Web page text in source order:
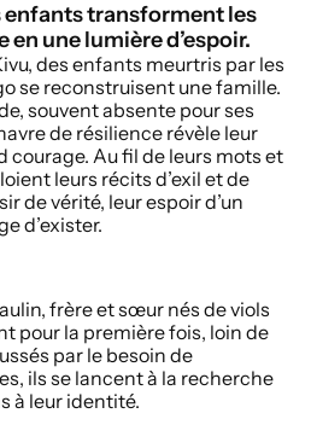
transforment les
en une lumière d’espoir.
des enfants meurtris par les
se reconstruisent une famille.
souvent absente pour ses
de résilience révèle leur
courage. Au fil de leurs mots et
leurs récits d’exil et de
de vérité, leur espoir d’un
d’exister.
frère et sœur nés de viols
pour la première fois, loin de
par le besoin de
ils se lancent à la recherche
à leur identité.